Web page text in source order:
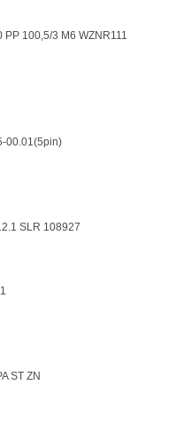
100,5/3 M6 WZNR111
00.01(5pin)
SLR 108927
ST ZN